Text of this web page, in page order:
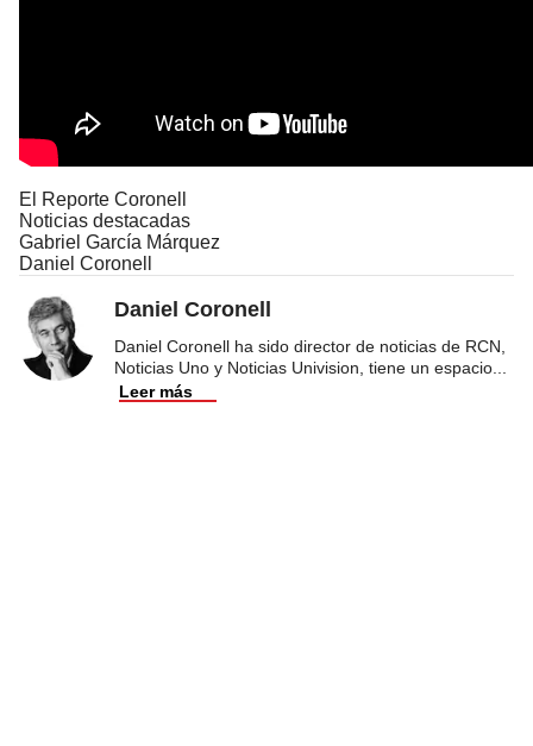
El Reporte Coronell
Noticias destacadas
Gabriel García Márquez
Daniel Coronell
Daniel Coronell
Daniel Coronell ha sido director de noticias de RCN,
Noticias Uno y Noticias Univision, tiene un espacio
Leer más